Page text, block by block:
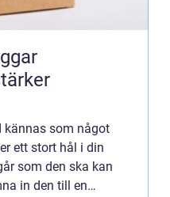
kännas som något
ett stort hål i din
som den ska kan
in den till en